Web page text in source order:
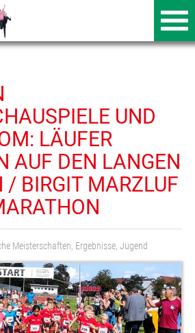
UND
LÄUFER
AUF DEN LANGEN
/ BIRGIT MARZLUF
Meisterschaften, Ergebnisse, Jugend